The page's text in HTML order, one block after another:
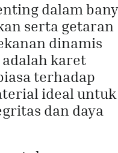
dalam
serta getaran
dinamis
karet
terhadap
ideal untuk
dan daya